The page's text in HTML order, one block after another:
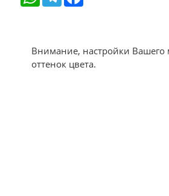
Внимание, настройки Вашего
оттенок цвета.